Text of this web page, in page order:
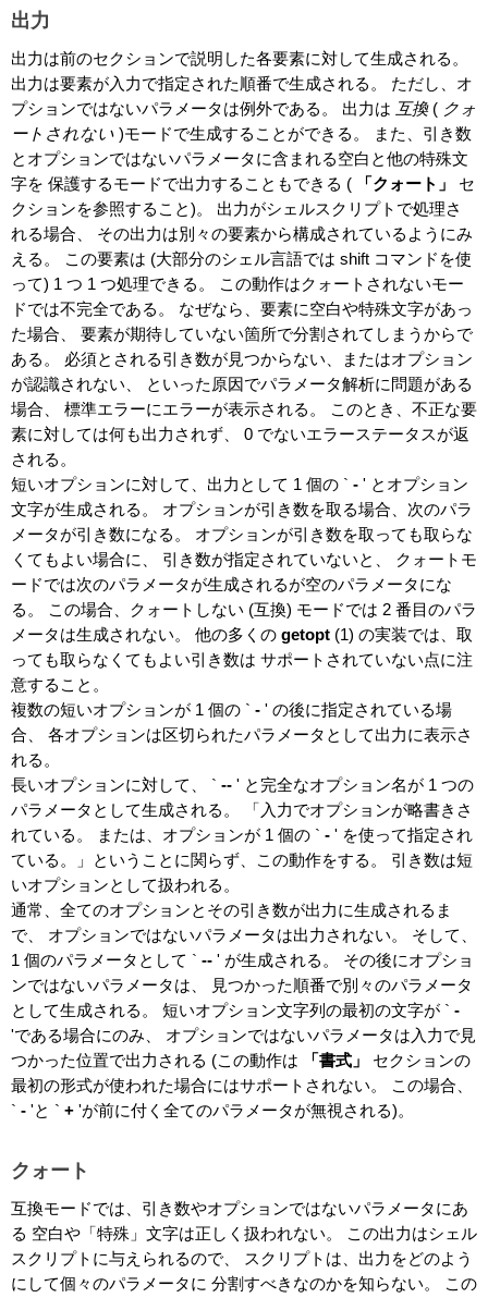
出力
出力は前のセクションで説明した各要素に対して生成される。
出力は要素が入力で指定された順番で生成される。 ただし、オ
プションではないパラメータは例外である。 出力は 互換( クォ
ートされない )モードで生成することができる。 また、引き数
とオプションではないパラメータに含まれる空白と他の特殊文
字を 保護するモードで出力することもできる (
「クォート」
セ
クションを参照すること)。 出力がシェルスクリプトで処理さ
れる場合、 その出力は別々の要素から構成されているようにみ
える。 この要素は (大部分のシェル言語では shift コマンドを使
って) 1 つ 1 つ処理できる。 この動作はクォートされないモー
ドでは不完全である。 なぜなら、要素に空白や特殊文字があっ
た場合、 要素が期待していない箇所で分割されてしまうからで
ある。 必須とされる引き数が見つからない、またはオプション
が認識されない、 といった原因でパラメータ解析に問題がある
場合、 標準エラーにエラーが表示される。 このとき、不正な要
素に対しては何も出力されず、 0 でないエラーステータスが返
される。
短いオプションに対して、出力として 1 個の ` - ' とオプション
文字が生成される。 オプションが引き数を取る場合、次のパラ
メータが引き数になる。 オプションが引き数を取っても取らな
くてもよい場合に、 引き数が指定されていないと、 クォートモ
ードでは次のパラメータが生成されるが空のパラメータにな
る。 この場合、クォートしない (互換) モードでは 2 番目のパラ
メータは生成されない。 他の多くの getopt (1) の実装では、取
っても取らなくてもよい引き数は サポートされていない点に注
意すること。
複数の短いオプションが 1 個の ` - ' の後に指定されている場
合、 各オプションは区切られたパラメータとして出力に表示さ
れる。
長いオプションに対して、 ` -- ' と完全なオプション名が 1 つの
パラメータとして生成される。 「入力でオプションが略書きさ
れている。 または、オプションが 1 個の ` - ' を使って指定され
ている。」ということに関らず、この動作をする。 引き数は短
いオプションとして扱われる。
通常、全てのオプションとその引き数が出力に生成されるま
で、 オプションではないパラメータは出力されない。 そして、
1 個のパラメータとして ` -- ' が生成される。 その後にオプショ
ンではないパラメータは、 見つかった順番で別々のパラメータ
として生成される。 短いオプション文字列の最初の文字が ` -
'である場合にのみ、 オプションではないパラメータは入力で見
つかった位置で出力される (この動作は
「書式」
セクションの
最初の形式が使われた場合にはサポートされない。 この場合、
` - 'と ` + 'が前に付く全てのパラメータが無視される)。
クォート
互換モードでは、引き数やオプションではないパラメータにあ
る 空白や「特殊」文字は正しく扱われない。 この出力はシェル
スクリプトに与えられるので、 スクリプトは、出力をどのよう
にして個々のパラメータに 分割すべきなのかを知らない。 この